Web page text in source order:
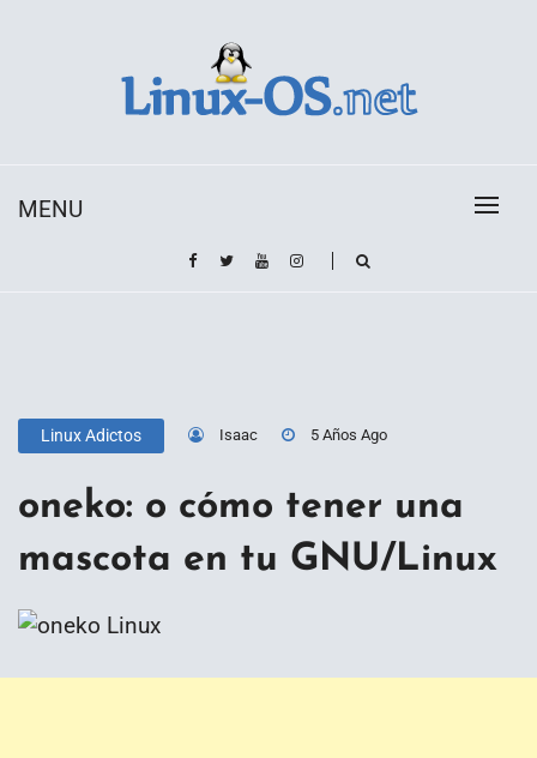
MENU
Linux Adictos Isaac 5 Años Ago
oneko: o cómo tener una
mascota en tu GNU/Linux